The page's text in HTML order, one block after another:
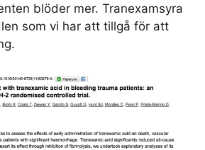
blöder mer. Tranexamsyra
som vi har att tillgå för att